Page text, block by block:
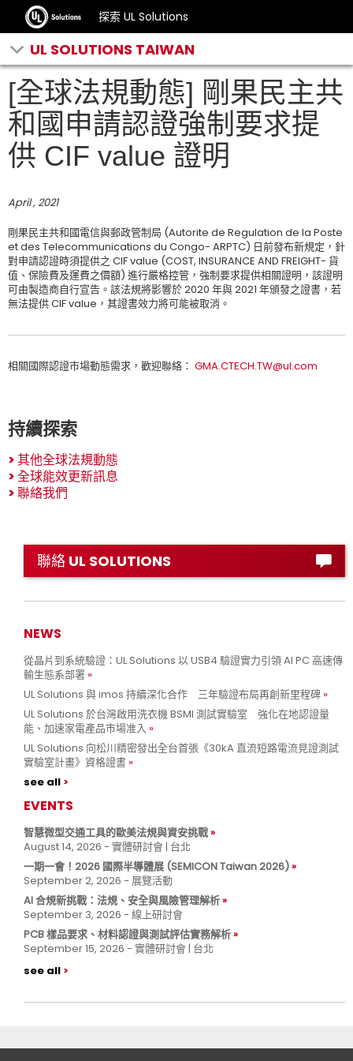
探索 UL Solutions
UL SOLUTIONS TAIWAN
[全球法規動態] 剛果民主共
和國申請認證強制要求提
供 CIF value 證明
April , 2021
剛果民主共和國電信與郵政管制局 (Autorite de Regulation de la Poste
et des Telecommunications du Congo- ARPTC) 日前發布新規定，針
對申請認證時須提供之 CIF value (COST, INSURANCE AND FREIGHT- 貨
值、保險費及運費之價額) 進行嚴格控管，強制要求提供相關證明，該證明
可由製造商自行宣告。該法規將影響於 2020 年與 2021 年頒發之證書，若
無法提供 CIF value，其證書效力將可能被取消。
相關國際認證市場動態需求，歡迎聯絡： GMA.CTECH.TW@ul.com
持續探索
>其他全球法規動態
>全球能效更新訊息
>聯絡我們
聯絡 UL SOLUTIONS
NEWS
從晶片到系統驗證：UL Solutions 以 USB4 驗證實力引領 AI PC 高速傳
輸生態系部署
UL Solutions 與 imos 持續深化合作 三年驗證布局再創新里程碑
UL Solutions 於台灣啟用洗衣機 BSMI 測試實驗室 強化在地認證量
能、加速家電產品市場准入
UL Solutions 向松川精密發出全台首張《30kA 直流短路電流見證測試
實驗室計畫》資格證書
see all
EVENTS
智慧微型交通工具的歐美法規與資安挑戰
August 14, 2026 - 實體研討會 | 台北
一期一會！2026 國際半導體展 (SEMICON Taiwan 2026)
September 2, 2026 - 展覽活動
AI 合規新挑戰：法規、安全與風險管理解析
September 3, 2026 - 線上研討會
PCB 樣品要求、材料認證與測試評估實務解析
September 15, 2026 - 實體研討會 | 台北
see all